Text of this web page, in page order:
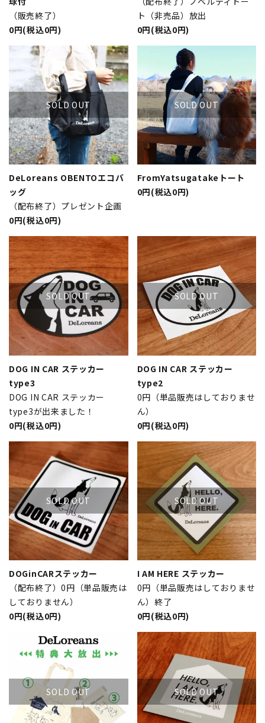
（販売終了）
0円(税込0円)
ト（非売品）放出
0円(税込0円)
SOLD OUT
DeLoreans OBENTOエコバ
ッグ
（配布終了）プレゼント企画
0円(税込0円)
SOLD OUT
FromYatsugatakeトート
0円(税込0円)
SOLD OUT
DOG IN CAR ステッカー
type3
DOG IN CAR ステッカー
type3が出来ました！
0円(税込0円)
SOLD OUT
DOG IN CAR ステッカー
type2
0円（単品販売はしておりませ
ん）
0円(税込0円)
SOLD OUT
DOGinCARステッカー
（配布終了）0円（単品販売は
しておりません）
0円(税込0円)
SOLD OUT
I AM HERE ステッカー
0円（単品販売はしておりませ
ん）終了
0円(税込0円)
SOLD OUT SOLD OUT